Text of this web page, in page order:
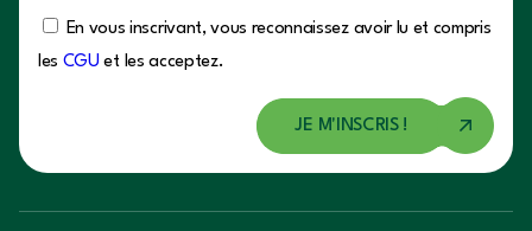
En vous inscrivant, vous reconnaissez avoir lu et compris
les CGU et les acceptez.